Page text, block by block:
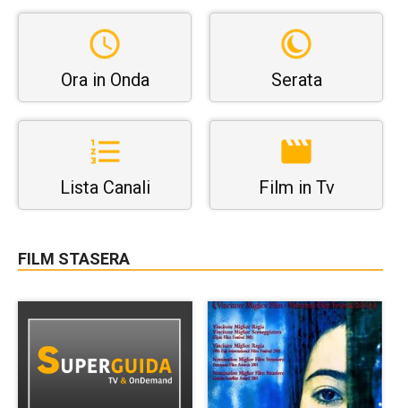
Ora in Onda Serata
Lista Canali Film in Tv
FILM STASERA